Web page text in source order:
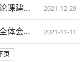
教育部关于印发《高等学校思想政治理论课建设标准（2021年本）》的通知 2021-12-29
中国共产党第十九届中央委员会第六次全体会议公报 2021-11-11
下页